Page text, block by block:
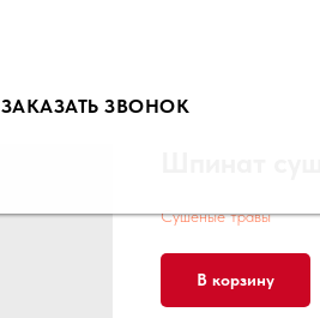
ЗАКАЗАТЬ ЗВОНОК
Сушеные травы
В корзину